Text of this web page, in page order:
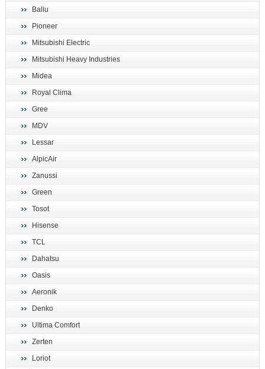
Ballu
Pioneer
Mitsubishi Electric
Mitsubishi Heavy Industries
Midea
Royal Clima
Gree
MDV
Lessar
AlpicAir
Zanussi
Green
Tosot
Hisense
TCL
Dahatsu
Oasis
Aeronik
Denko
Ultima Comfort
Zerten
Loriot